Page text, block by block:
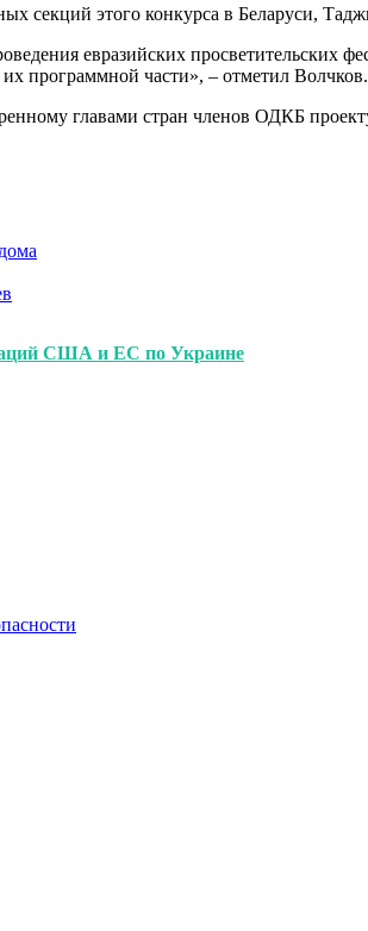
секций этого конкурса в Беларуси,
евразийских просветительских
программной части», – отметил Волчков.
главами стран членов ОДКБ
США и ЕС по Украине